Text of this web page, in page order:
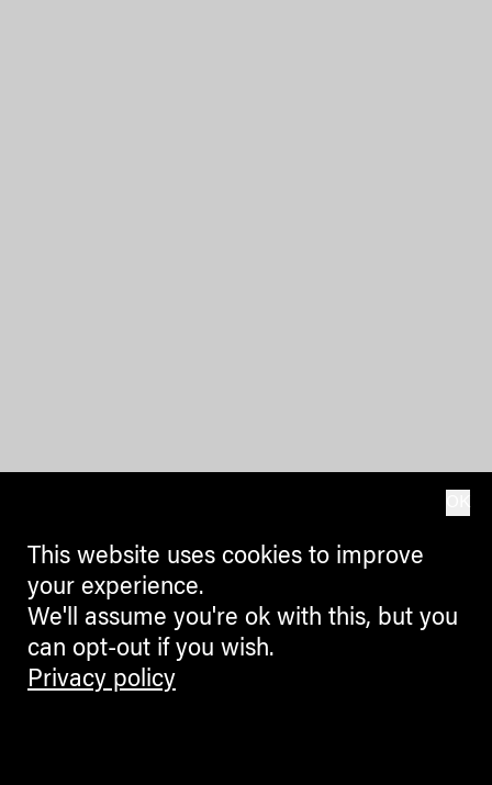
This website uses cookies to improve
your experience.
We'll assume you're ok with this, but you
can opt-out if you wish.
Privacy policy